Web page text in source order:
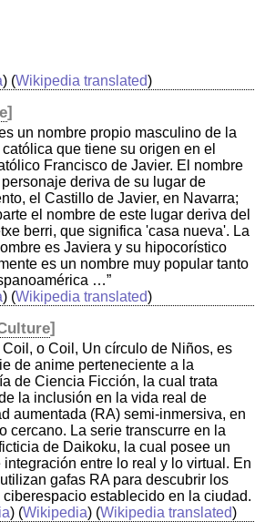
) (Wikipedia translated)
]
un nombre propio masculino de la
que tiene su origen en el
Francisco de Javier. El nombre
deriva de su lugar de
el Castillo de Javier, en Navarra;
el nombre de este lugar deriva del
berri, que significa 'casa nueva'. La
es Javiera y su hipocorístico
es un nombre muy popular tanto
…”
) (Wikipedia translated)
]
Coil, o Coil, Un círculo de Niños, es
de anime perteneciente a la
de Ciencia Ficción, la cual trata
la inclusión en la vida real de
aumentada (RA) semi-inmersiva, en
cercano. La serie transcurre en la
de Daikoku, la cual posee un
entre lo real y lo virtual. En
gafas RA para descubrir los
establecido en la ciudad.
) (Wikipedia) (Wikipedia translated)